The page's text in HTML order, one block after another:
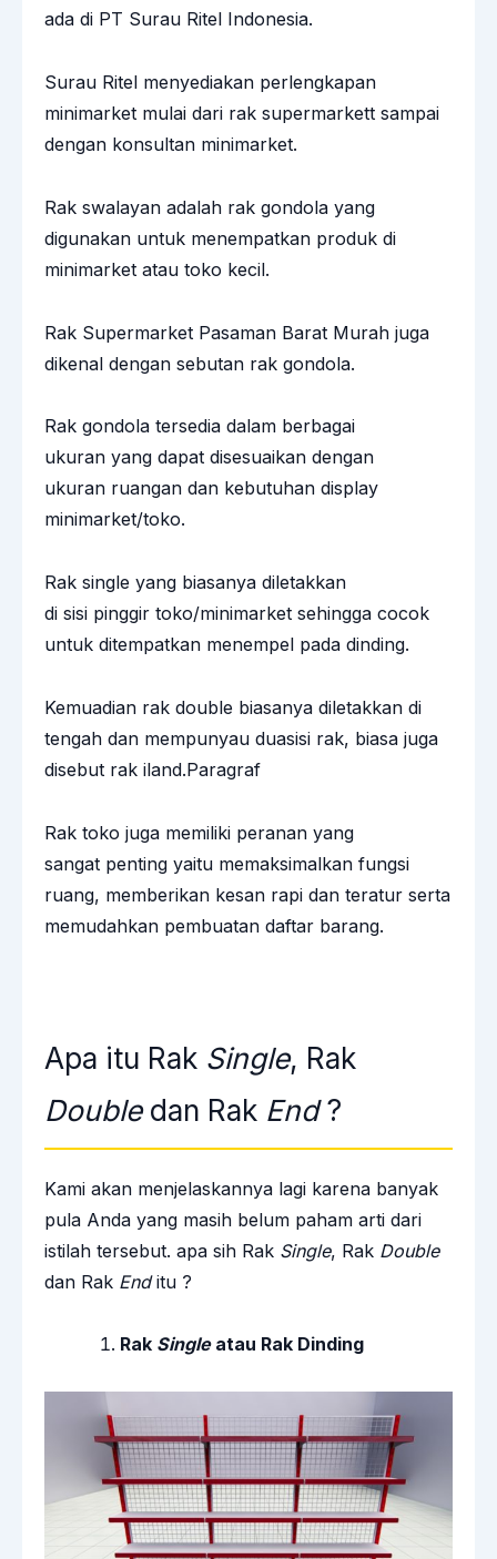
ada di PT Surau Ritel Indonesia.
Surau Ritel menyediakan perlengkapan
minimarket mulai dari rak supermarkett sampai
dengan konsultan minimarket.
Rak swalayan adalah rak gondola yang
digunakan untuk menempatkan produk di
minimarket atau toko kecil.
Rak Supermarket Pasaman Barat Murah juga
dikenal dengan sebutan rak gondola.
Rak gondola tersedia dalam berbagai
ukuran yang dapat disesuaikan dengan
ukuran ruangan dan kebutuhan display
minimarket/toko.
Rak single yang biasanya diletakkan
di sisi pinggir toko/minimarket sehingga cocok
untuk ditempatkan menempel pada dinding.
Kemuadian rak double biasanya diletakkan di
tengah dan mempunyau duasisi rak, biasa juga
disebut rak iland.Paragraf
Rak toko juga memiliki peranan yang
sangat penting yaitu memaksimalkan fungsi
ruang, memberikan kesan rapi dan teratur serta
memudahkan pembuatan daftar barang.
Apa itu Rak Single, Rak
Doubledan Rak End?
Kami akan menjelaskannya lagi karena banyak
pula Anda yang masih belum paham arti dari
istilah tersebut. apa sih Rak Single, Rak Double
dan Rak Enditu ?
Rak Singleatau Rak Dinding